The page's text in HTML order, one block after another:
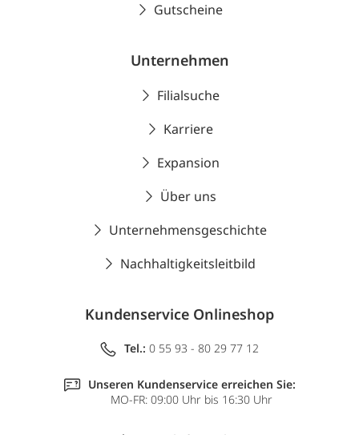
Gutscheine
Unternehmen
Filialsuche
Karriere
Expansion
Über uns
Unternehmensgeschichte
Nachhaltigkeitsleitbild
Kundenservice Onlineshop
Tel.: 0 55 93 - 80 29 77 12
Unseren Kundenservice erreichen Sie:
MO-FR: 09:00 Uhr bis 16:30 Uhr